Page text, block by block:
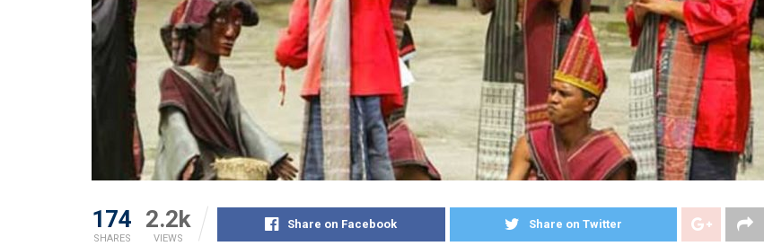
174
SHARES
2.2k
VIEWS
Share on Facebook Share on Twitter